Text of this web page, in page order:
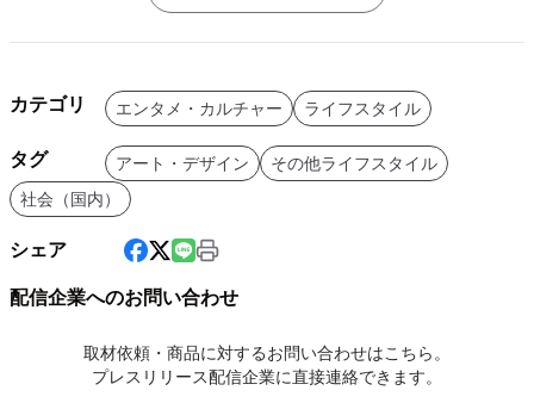
カテゴリ エンタメ・カルチャー ライフスタイル
タグ アート・デザイン
その他ライフスタイル
社会（国内）
シェア
配信企業へのお問い合わせ
取材依頼・商品に対するお問い合わせはこちら。
プレスリリース配信企業に直接連絡できます。